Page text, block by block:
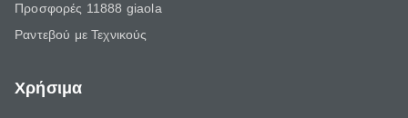
Προσφορές 11888 giaola
Ραντεβού με Τεχνικούς
Χρήσιμα